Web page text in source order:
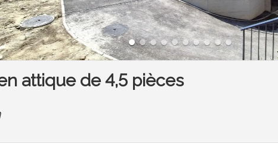
attique de 4,5 pièces